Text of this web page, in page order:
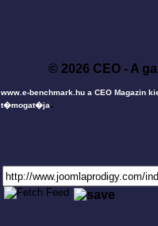
© 2026 CEO - A
www.e-benchmark.hu a CEO Magazin
t�mogat�ja.